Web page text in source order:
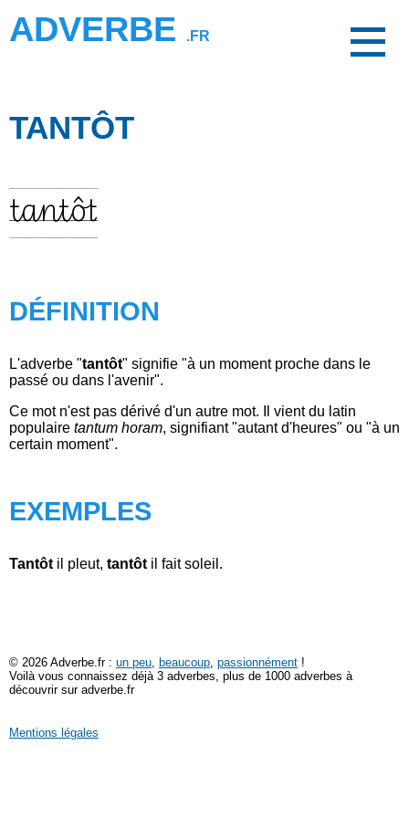
ADVERBE .FR
TANTÔT
tantôt
DÉFINITION
L'adverbe "tantôt" signifie "à un moment proche dans le
passé ou dans l'avenir".
Ce mot n'est pas dérivé d'un autre mot. Il vient du latin
populaire tantum horam, signifiant "autant d'heures" ou "à un
certain moment".
EXEMPLES
Tantôt il pleut, tantôt il fait soleil.
© 2026 Adverbe.fr : un peu beaucoup passionnément !
Voilà vous connaissez déjà 3 adverbes, plus de 1000 adverbes à
découvrir sur adverbe.fr
Mentions légales